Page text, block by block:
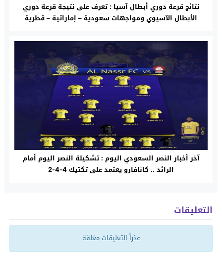
نتائج قرعة دوري أبطال آسيا : تعرف على نتيجة قرعة دوري
الأبطال الآسيوي ومواجهات سعودية – إماراتية – قطرية
آخر أخبار النصر السعودي اليوم : تشكيلة النصر اليوم أمام
الرائد .. كانافارو يعتمد على تكتيك 4-4-2
التعليقات
عذراً التعليقات مغلقة